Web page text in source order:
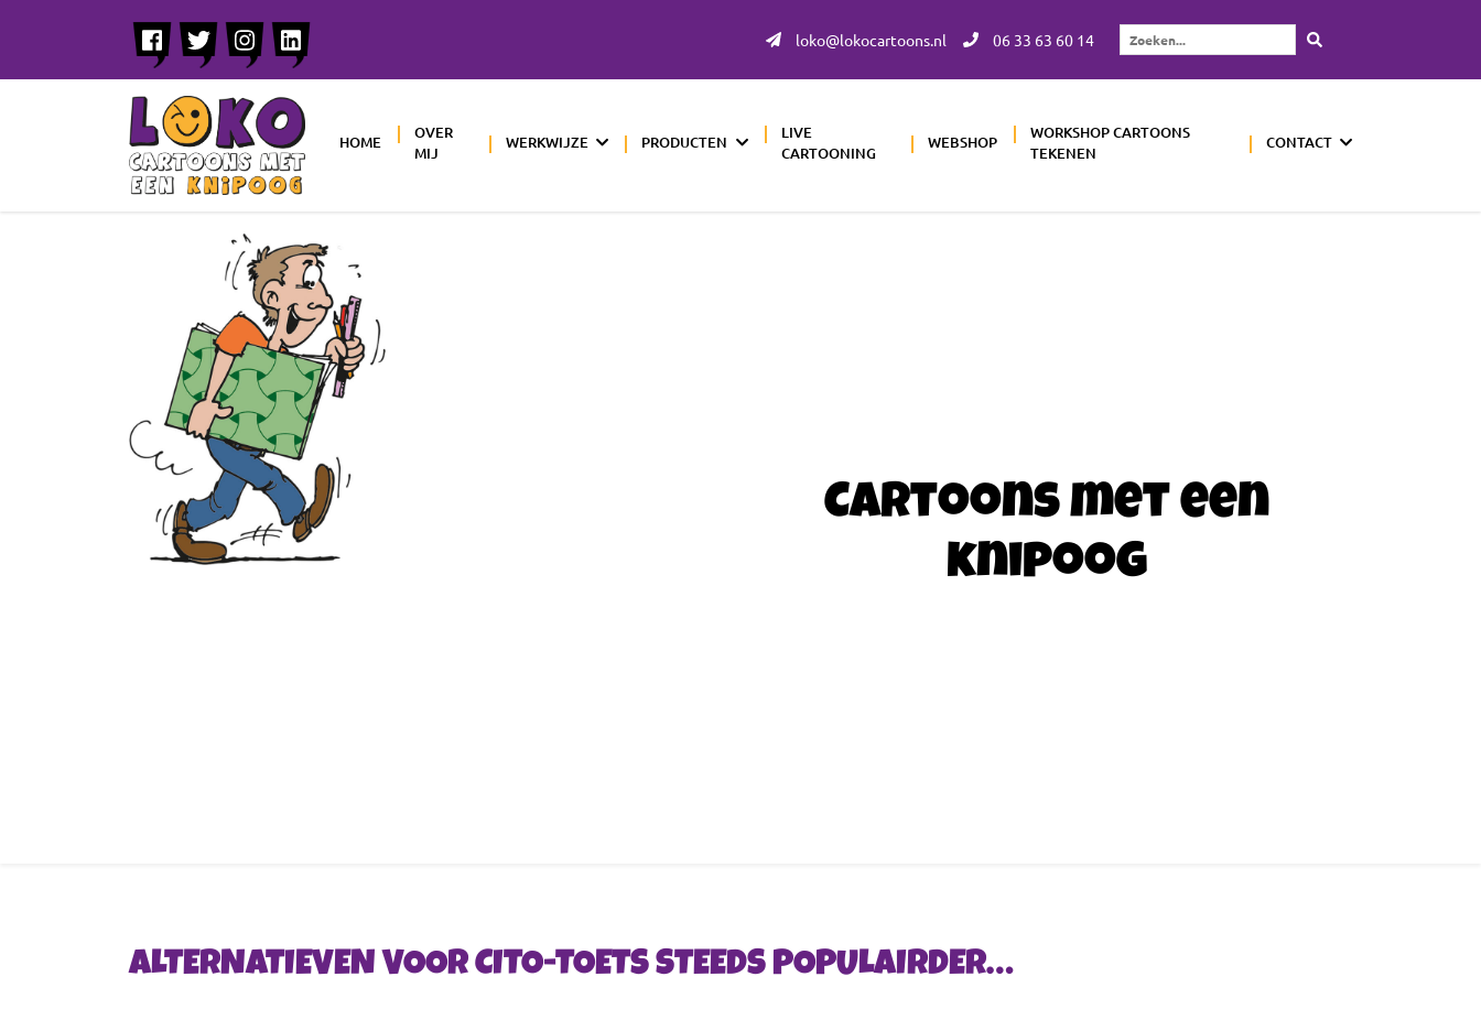
loko@lokocartoons.nl 06 33 63 60 14
Zoeken...
HOME
OVER
MIJ
WERKWIJZE PRODUCTEN
LIVE
CARTOONING
WEBSHOP
WORKSHOP CARTOONS
TEKENEN
CONTACT
Cartoons met een
knipoog
ALTERNATIEVEN VOOR CITO-TOETS STEEDS POPULAIRDER…